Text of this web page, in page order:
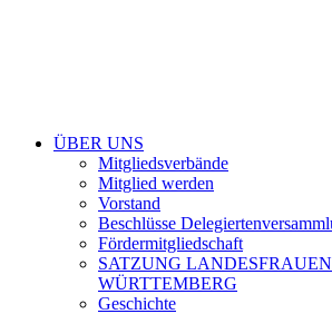
ÜBER UNS
Mitgliedsverbände
Mitglied werden
Vorstand
Beschlüsse
Fördermitgliedschaft
SATZUNG
WÜRTTEMBERG
Geschichte